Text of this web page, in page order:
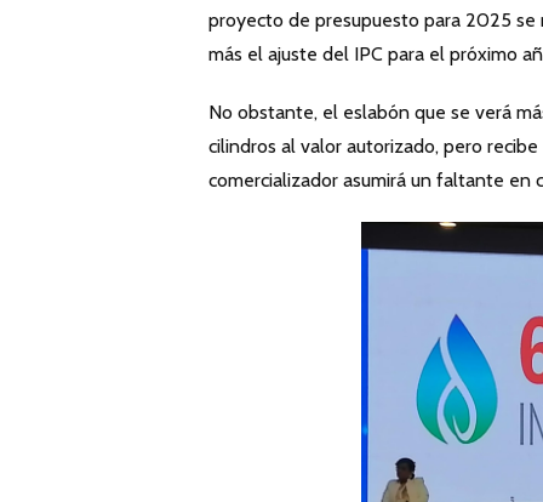
proyecto de presupuesto para 2025
más el ajuste del IPC para el próximo
No obstante, el eslabón que se verá
cilindros al valor autorizado, pero
comercializador asumirá un faltante en